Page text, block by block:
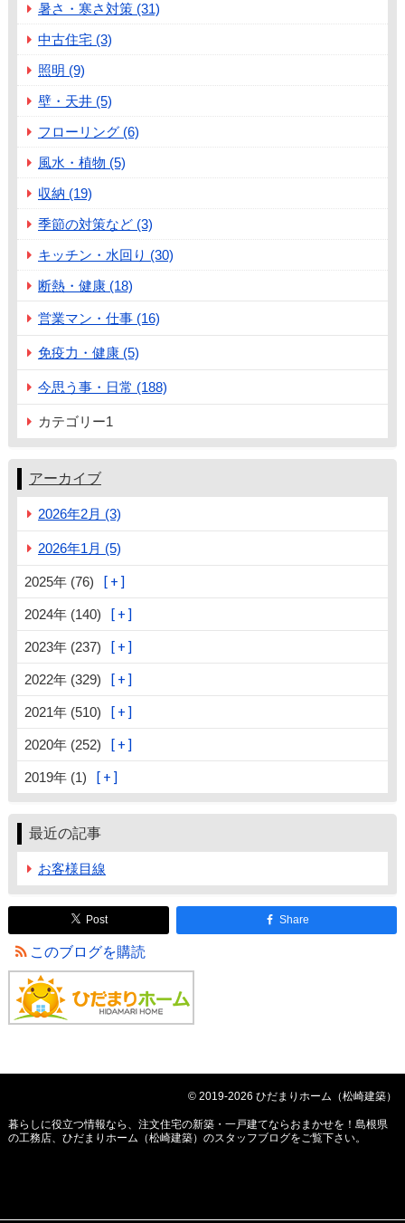
暑さ・寒さ対策 (31)
中古住宅 (3)
照明 (9)
壁・天井 (5)
フローリング (6)
風水・植物 (5)
収納 (19)
季節の対策など (3)
キッチン・水回り (30)
断熱・健康 (18)
営業マン・仕事 (16)
免疫力・健康 (5)
今思う事・日常 (188)
カテゴリー1
アーカイブ
2026年2月 (3)
2026年1月 (5)
2025年 (76)
2024年 (140)
2023年 (237)
2022年 (329)
2021年 (510)
2020年 (252)
2019年 (1)
最近の記事
お客様目線
Post Share
このブログを購読
© 2019-2026 ひだまりホーム（松崎建築）
暮らしに役立つ情報なら、 注文住宅の新築・一戸建てならおまかせを！島根県
の工務店、ひだまりホーム（松崎建築）のスタッフブログをご覧下さい。